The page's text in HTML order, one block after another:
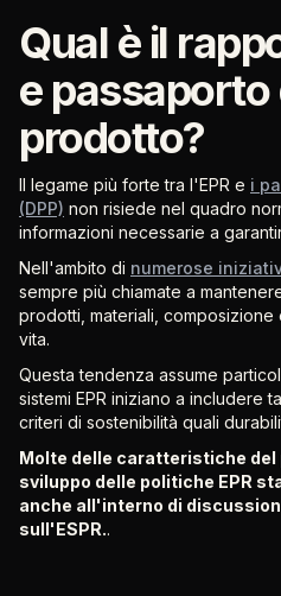
Qual è il
e passaporto
prodotto?
Il legame più forte tra l'EPR e i
(DPP) non risiede nel quadro
informazioni necessarie a
Nell'ambito di numerose
sempre più chiamate a
prodotti, materiali,
vita.
Questa tendenza assume
sistemi EPR iniziano a includere
criteri di sostenibilità quali
Molte delle caratteristiche
sviluppo delle politiche EPR
anche all'interno di
sull'ESPR..